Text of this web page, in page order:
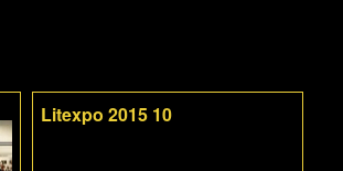
Litexpo 2015 10